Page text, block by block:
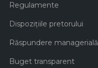
Regulamente
Dispozițiile pretorului
Răspundere managerială
Buget transparent